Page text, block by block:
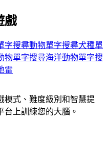
戲
字搜尋動物單字搜尋犬種單
物單字搜尋海洋動物單字搜
雷
模式、難度級別和智慧提
上訓練您的大腦。